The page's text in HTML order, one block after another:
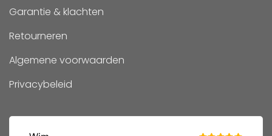
Garantie & klachten
Retourneren
Algemene voorwaarden
Privacybeleid